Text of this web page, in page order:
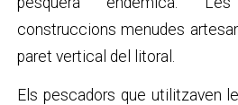
construccions menudes
paret vertical del litoral.
Els pescadors que utilitzaven